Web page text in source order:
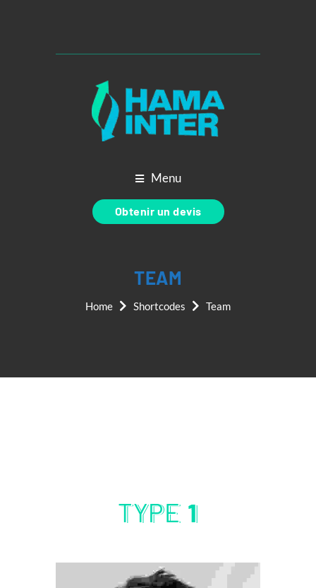
Menu
Obtenir un devis
TEAM
Home Shortcodes Team
TYPE 1